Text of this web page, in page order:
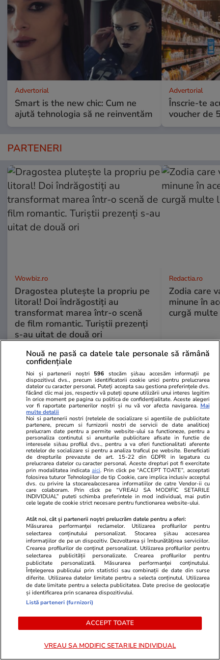
Advertorial
Smart is the new chic: Cum ne
ajută tehnologia să ne reinventăm
Advertorial
Înscrie-te
voucher de
PARTENERI
Wowbiz.ro
Dragostea plutește la propriu pe
litoral! Doi îndrăgostiți au
transformat marea într-o scenă
de film romantic. Turiștii prezenți
s-au uitat de două ori
Redactia.ro
Zodia care
minune în
curgă
POLITIC
Politică 12:05
Mutarea prin care AUR, S.O.S. și
POT au făcut front comun în
opoziție împotriva legii care
permite Armatei să doboare
dronele neautorizate. CCR a
tranșat definitiv disputa
Politică 11:23
Cum a apărut Mirabela
Grădinaru la întâlnirea cu
președinta Indiei, Droupadi
Murmu, la Palatul Cotroceni.
Motivul pentru care a ales o
rochie galbenă
PARTENERI
Nouă ne pasă ca datele tale personale să rămână
confidențiale
Noi și partenerii noștri 596 stocăm și/sau accesăm informații pe
dispozitivul dvs., precum identificatorii cookie unici pentru prelucrarea
datelor cu caracter personal. Puteți accepta sau gestiona preferințele dvs.
făcând clic mai jos, respectiv vă puteți opune utilizării unui interes legitim
în orice moment pe pagina cu politica de confidențialitate. Aceste alegeri
vor fi raportate partenerilor noștri și nu vă vor afecta navigarea. Mai
multe detalii
Noi si partenerii nostri (retelele de socializare si agentiile de publicitate
partenere, precum si furnizorii nostri de servicii de date analitice)
prelucram date pentru a permite website-ului sa functioneze, pentru a
personaliza continutul si anunturile publicitare afisate in functie de
interesele si/sau profilul dvs., pentru a va oferi functionalitati aferente
retelelor de socializare si pentru a analiza traficul pe website. Beneficiati
de drepturile prevazute de art. 15-22 din GDPR in legatura cu
prelucrarea datelor cu caracter personal. Aceste drepturi pot fi exercitate
prin modalitatea indicataaici. Prin click pe “ACCEPT TOATE”, acceptati
folosirea tuturor Tehnologiilor de tip Cookie, care implica inclusiv acceptul
dvs. cu privire la stocarea/accesarea informatiilor de catre Vendor-ii cu
care colaboram. Prin click pe “VREAU SA MODIFIC SETARILE
INDIVIDUAL” puteti schimba preferintele in mod individual, mai putin
cele legate de cookie strict necesare pentru functionarea website-ului.
Atât noi, cât și partenerii noștri prelucrăm datele pentru a oferi:
Măsurarea performanței reclamelor. Utilizarea profilurilor pentru
selectarea conținutului personalizat. Stocarea și/sau accesarea
informațiilor de pe un dispozitiv. Dezvoltarea și îmbunătățirea serviciilor.
Crearea profilurilor de conținut personalizat. Utilizarea profilurilor pentru
selectarea publicității personalizate. Crearea profilurilor pentru
publicitate personalizată. Măsurarea performanței conținutului.
Înțelegerea publicului prin statistici sau combinații de date din surse
diferite. Utilizarea datelor limitate pentru a selecta conținutul. Utilizarea
de date limitate pentru a selecta publicitatea. Date precise de geolocație
și identificarea prin scanarea dispozitivului.
Listă parteneri (furnizori)
ACCEPT TOATE
VREAU SA MODIFIC SETARILE INDIVIDUAL